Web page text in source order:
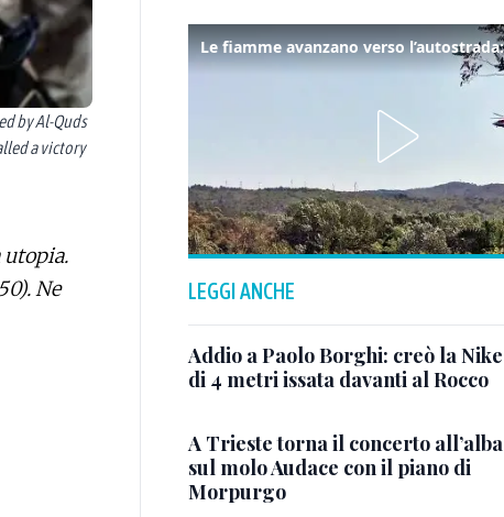
by Al-Quds
a victory
utopia.
Ne
LEGGI ANCHE
Addio a Paolo Borghi: creò la Nike
di 4 metri issata davanti al Rocco
A Trieste torna il concerto all’alba
sul molo Audace con il piano di
Morpurgo